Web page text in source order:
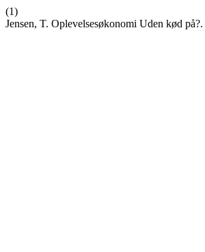
(1)
Jensen, T. Oplevelsesøkonomi Uden kød på?.